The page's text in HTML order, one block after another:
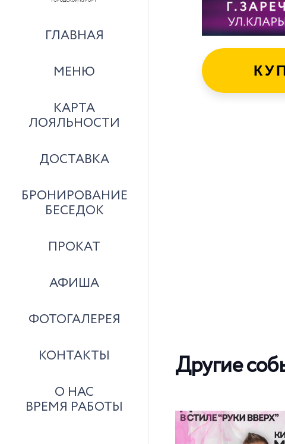
ГЛАВНАЯ
МЕНЮ
КАРТА
ЛОЯЛЬНОСТИ
ДОСТАВКА
БРОНИРОВАНИЕ
БЕСЕДОК
ПРОКАТ
АФИША
ФОТОГАЛЕРЕЯ
КОНТАКТЫ
О НАС
ВРЕМЯ РАБОТЫ
Другие